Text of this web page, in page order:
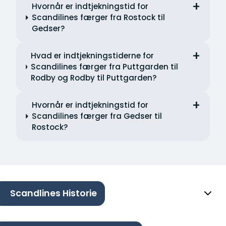
Hvornår er indtjekningstid for
Scandilines færger fra Rostock til
Gedser?
Hvad er indtjekningstiderne for
Scandilines færger fra Puttgarden til
Rodby og Rodby til Puttgarden?
Hvornår er indtjekningstid for
Scandilines færger fra Gedser til
Rostock?
Scandlines Historie